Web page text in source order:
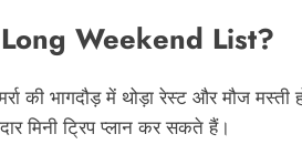
Weekend List?
की भागदौड़ में थोड़ा रेस्ट और मौज
मिनी ट्रिप प्लान कर सकते हैं।